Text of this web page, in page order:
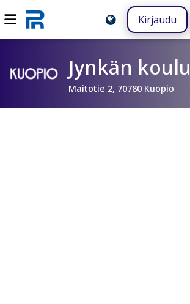
Kirjaudu
Jynkän koulu
Maitotie 2, 70780 Kuopio